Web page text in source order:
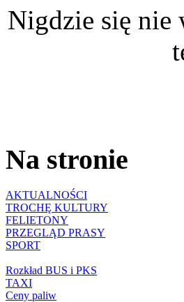
Nigdzie się nie
Na stronie
AKTUALNOŚCI
TROCHĘ KULTURY
FELIETONY
PRZEGLĄD PRASY
SPORT
Rozkład BUS i PKS
TAXI
Ceny paliw